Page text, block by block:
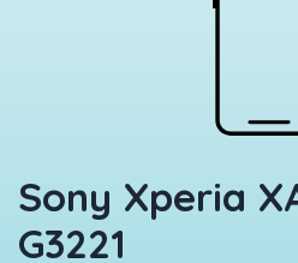
Sony Xperia
G3221